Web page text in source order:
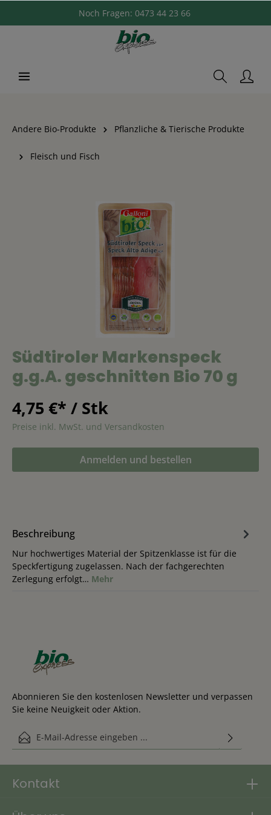
Noch Fragen: 0473 44 23 66
Andere Bio-Produkte Pflanzliche & Tierische Produkte
Fleisch und Fisch
Südtiroler Markenspeck
g.g.A. geschnitten Bio 70 g
4,75 €* / Stk
Preise inkl. MwSt. und Versandkosten
Anmelden und bestellen
Beschreibung
Nur hochwertiges Material der Spitzenklasse ist für die
Speckfertigung zugelassen. Nach der fachgerechten
Zerlegung erfolgt… Mehr
Abonnieren Sie den kostenlosen Newsletter und verpassen
Sie keine Neuigkeit oder Aktion.
E-Mail-Adresse*
und dieAGBgelesen und bin mit ihnen einverstanden.
DatenschutzrichtlinieundNutzungsbedingungen.
Kontakt